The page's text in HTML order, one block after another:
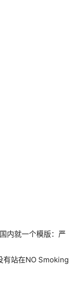
内就一个模版：严
有站在NO Smoking